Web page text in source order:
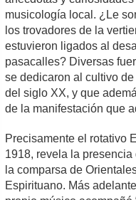
musicología local. ¿Le
los trovadores de la
estuvieron ligados al
pasacalles? Diversas
se dedicaron al cultivo
del siglo XX, y que
de la manifestación que
Precisamente el rotativo
1918, revela la
la comparsa de
Espirituano. Más